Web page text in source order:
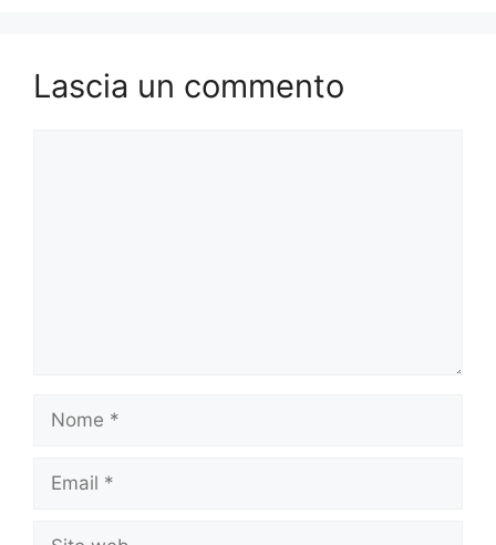
Lascia un commento
Nome
Email
Sito